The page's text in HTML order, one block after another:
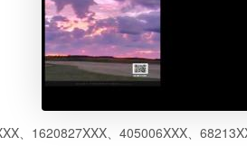
、1620827XXX、405006XXX、